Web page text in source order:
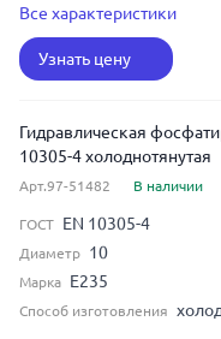
Все характеристики
Узнать цену
Гидравлическая
10305-4 холоднотянутая
Арт.97-51482 В наличии
ГОСТ EN 10305-4
Диаметр 10
Марка E235
Способ изготовления